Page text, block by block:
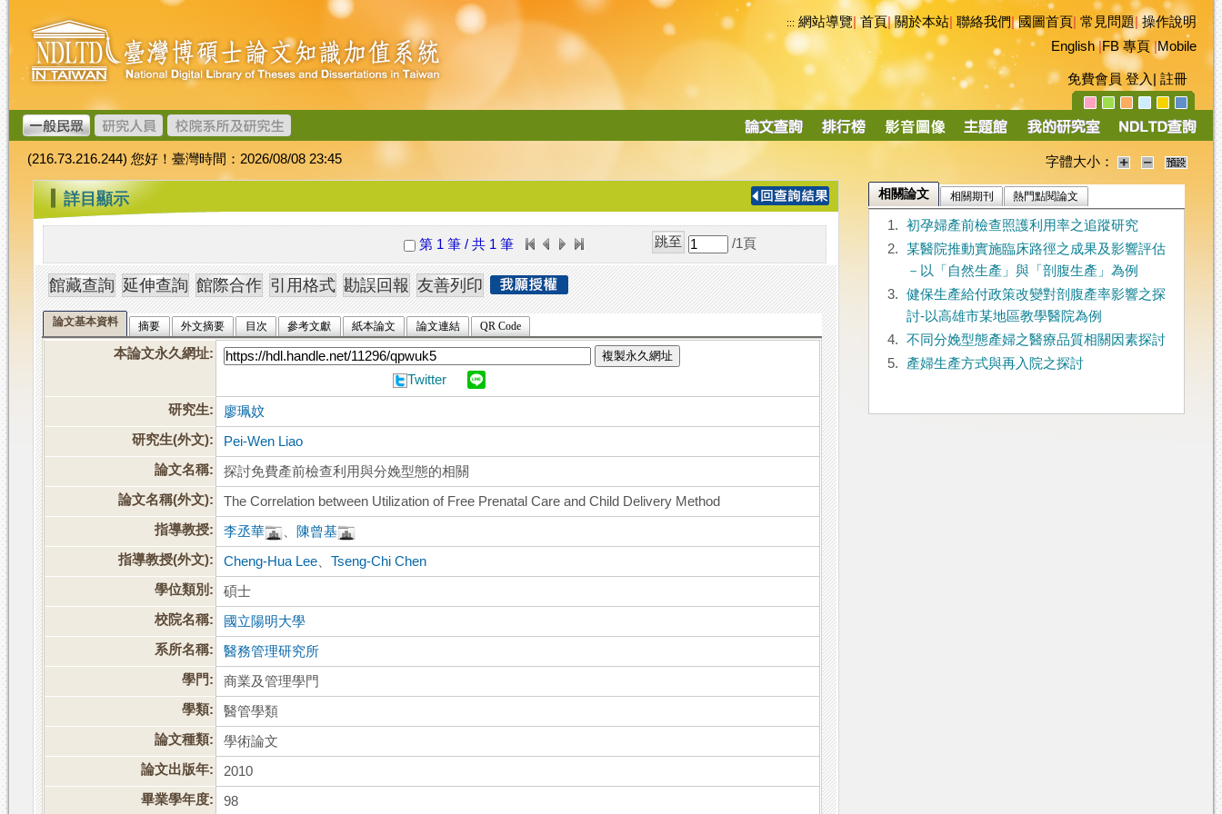
跳
到
主
要
內
容
臺
灣
博
碩
士
論
文
加
值
系
統
::: 網站導覽|首頁|關於本站 聯絡我們|國圖首頁 常見問題|操作說明
English|FB 專頁|Mobile
免費會員 登入 註冊
導
(216.73.216.244) 您好！臺灣時間：2026/08/08 23:45 字體大小：
::: 詳目顯示
第 1 筆 / 共 1 筆 /1 頁
論文基本資料 摘要 外文摘要 目次 參考文獻 紙本論文 論文連結 QR Code
本論文永久網址: 複製永久網址
Twitter
研究生:
廖珮妏
研究生(外文):
Pei-Wen Liao
論文名稱:
探討免費產前檢查利用與分娩型態的相關
論文名稱(外文):
The Correlation between Utilization of Free Prenatal Care and Child Delivery Method
指導教授:
李丞華
陳曾基
指導教授(外文):
Cheng-Hua Lee 、Tseng-Chi Chen
學位類別:
碩士
校院名稱:
國立陽明大學
系所名稱:
醫務管理研究所
學門:
商業及管理學門
學類:
醫管學類
論文種類:
學術論文
論文出版年:
2010
畢業學年度:
98
相關論文 相關期刊 熱門點閱論文
1.
初孕婦產前檢查照護利用率之追蹤研究
2.
某醫院推動實施臨床路徑之成果及影響評估
－以「自然生產」與「剖腹生產」為例
3.
健保生產給付政策改變對剖腹產率影響之探
討-以高雄市某地區教學醫院為例
4.
不同分娩型態產婦之醫療品質相關因素探討
5.
產婦生產方式與再入院之探討